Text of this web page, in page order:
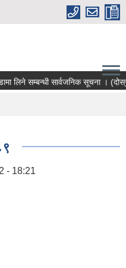
लिने सम्बन्धी सार्वजनिक सूचना ।
- 18:21